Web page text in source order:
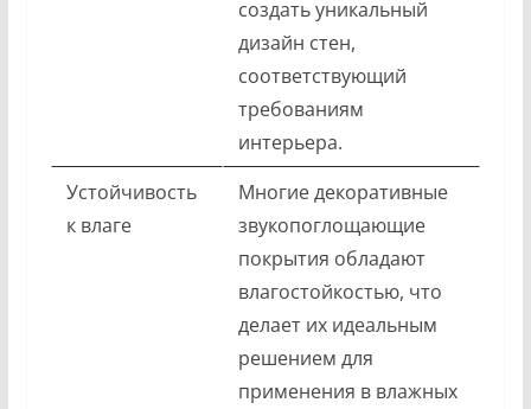
создать уникальный
дизайн стен,
соответствующий
требованиям
интерьера.
Устойчивость
к влаге
Многие декоративные
звукопоглощающие
покрытия обладают
влагостойкостью, что
делает их идеальным
решением для
применения в влажных